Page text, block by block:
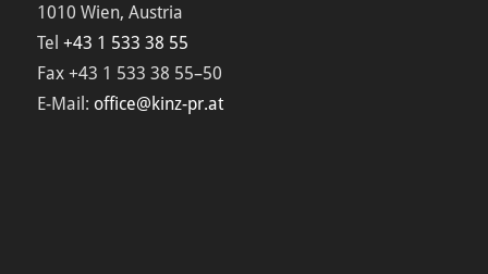
1010 Wien, Austria
Tel +43 1 533 38 55
Fax +43 1 533 38 55–50
E-Mail: office@kinz-pr.at